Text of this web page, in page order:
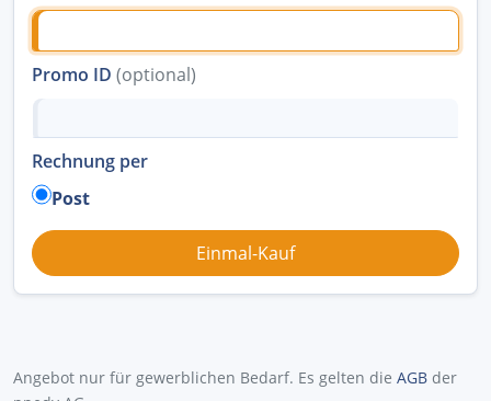
Promo ID (optional)
Rechnung per
Post
Angebot nur für gewerblichen Bedarf. Es gelten die AGB der